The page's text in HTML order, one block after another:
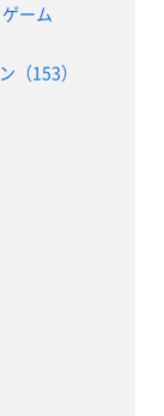
ーム
（153）